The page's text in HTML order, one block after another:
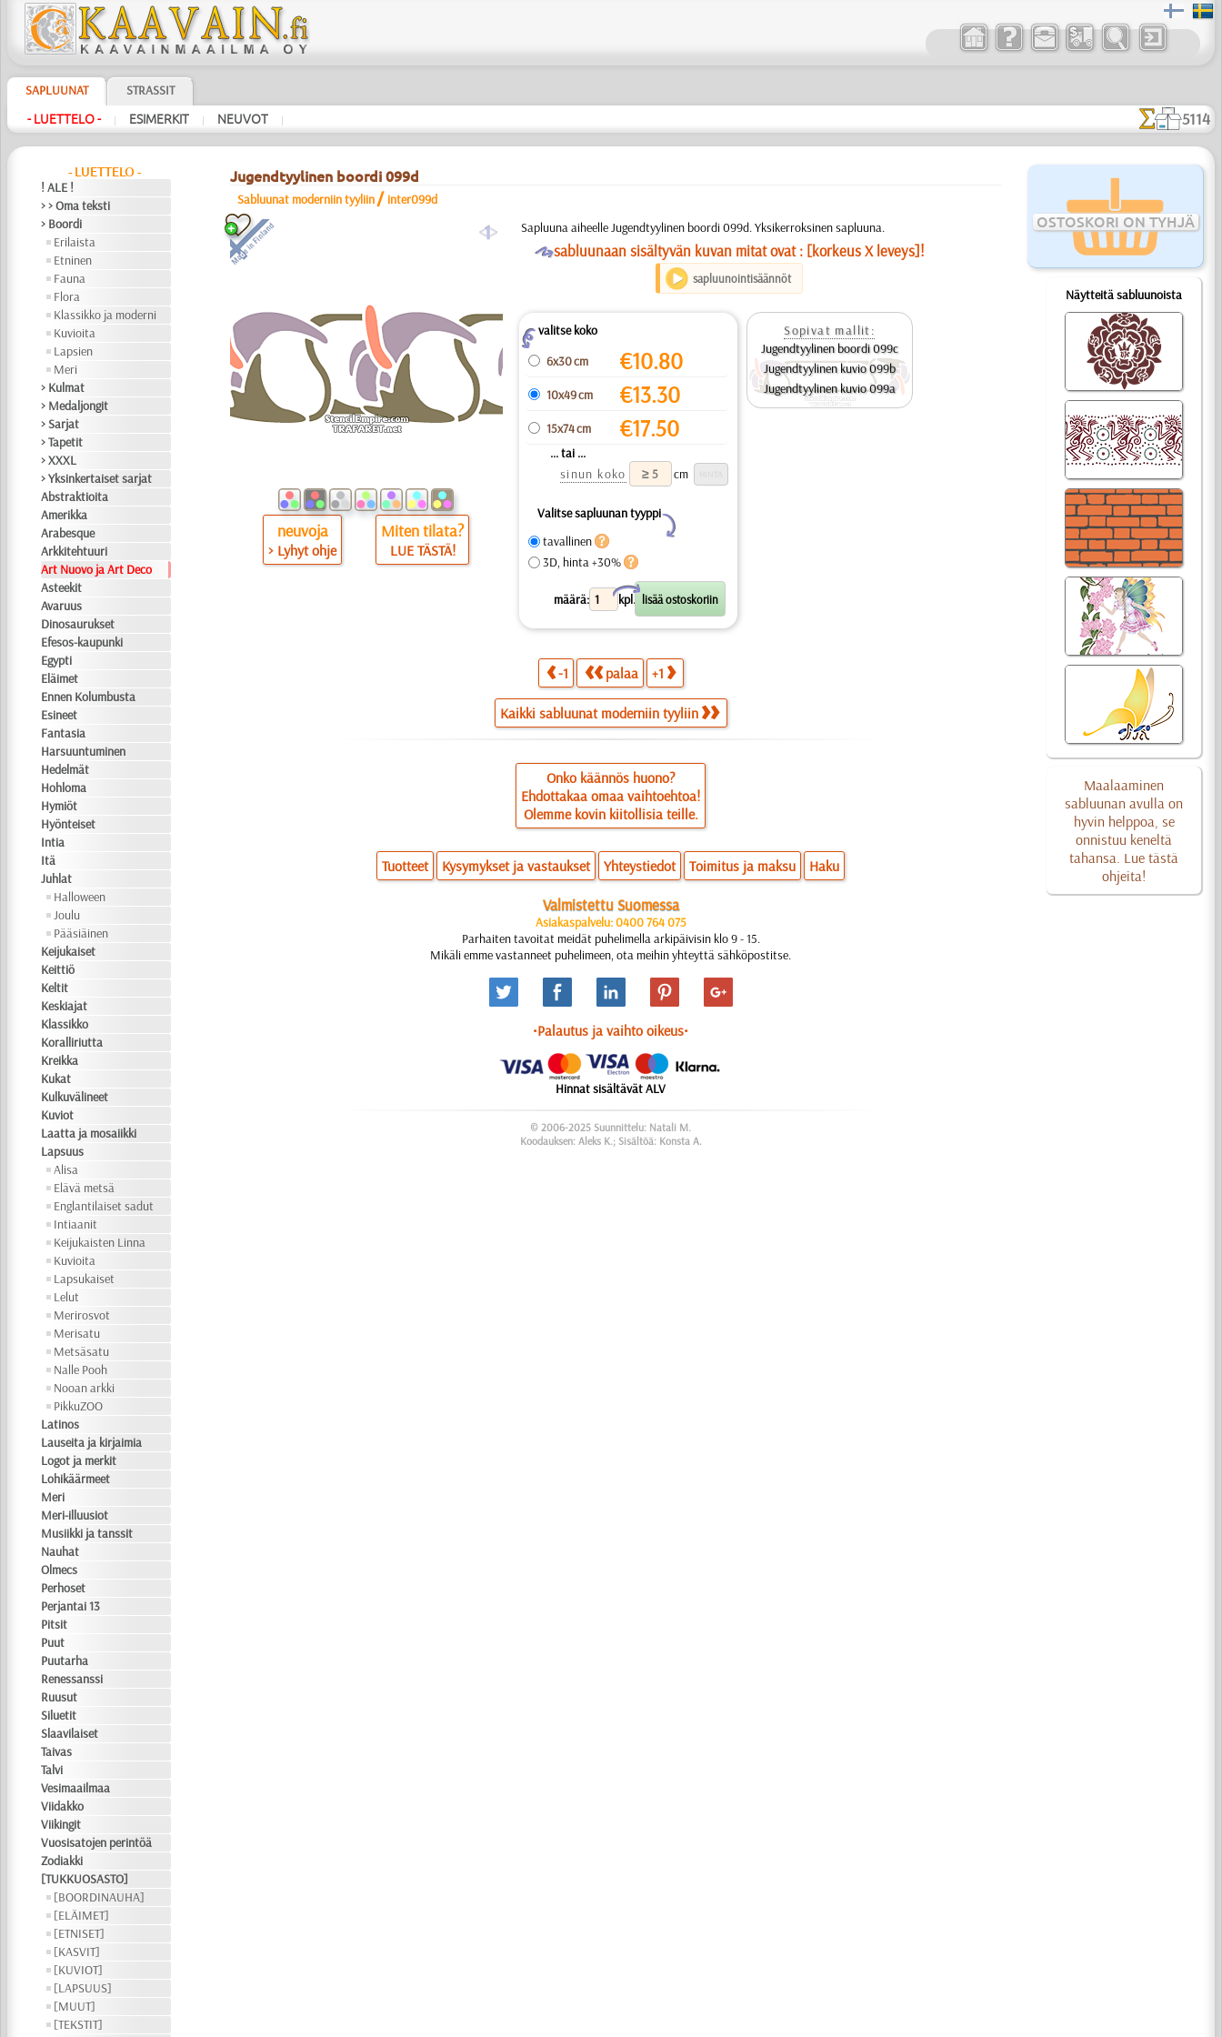
SAPLUUNAT STRASSIT
- LUETTELO - | ESIMERKIT | NEUVOT | 5114
- LUETTELO -
! ALE !
> > Oma teksti
> Boordi
Erilaista
Etninen
Fauna
Flora
Klassikko ja moderni
Kuvioita
Lapsien
Meri
> Kulmat
> Medaljongit
> Sarjat
> Tapetit
> XXXL
> Yksinkertaiset sarjat
Abstraktioita
Amerikka
Arabesque
Arkkitehtuuri
Art Nuovo ja Art Deco
Asteekit
Avaruus
Dinosaurukset
Efesos-kaupunki
Egypti
Eläimet
Ennen Kolumbusta
Esineet
Fantasia
Harsuuntuminen
Hedelmät
Hohloma
Hymiöt
Hyönteiset
Intia
Itä
Juhlat
Halloween
Joulu
Pääsiäinen
Keijukaiset
Keittiö
Keltit
Keskiajat
Klassikko
Koralliriutta
Kreikka
Kukat
Kulkuvälineet
Kuviot
Laatta ja mosaiikki
Lapsuus
Alisa
Elävä metsä
Englantilaiset sadut
Intiaanit
Keijukaisten Linna
Kuvioita
Lapsukaiset
Lelut
Merirosvot
Merisatu
Metsäsatu
Nalle Pooh
Nooan arkki
PikkuZOO
Latinos
Lauseita ja kirjaimia
Logot ja merkit
Lohikäärmeet
Meri
Meri-illuusiot
Musiikki ja tanssit
Nauhat
Olmecs
Perhoset
Perjantai 13
Pitsit
Puut
Puutarha
Renessanssi
Ruusut
Siluetit
Slaavilaiset
Taivas
Talvi
Vesimaailmaa
Viidakko
Viikingit
Vuosisatojen perintöä
Zodiakki
[TUKKUOSASTO]
[BOORDINAUHA]
[ELÄIMET]
[ETNISET]
[KASVIT]
[KUVIOT]
[LAPSUUS]
[MUUT]
[TEKSTIT]
OSTOSKORI ON TYHJÄ
Näytteitä sabluunoista
Maalaaminen
sabluunan avulla on
hyvin helppoa, se
onnistuu keneltä
tahansa. Lue tästä
ohjeita!
Jugendtyylinen boordi 099d
Sabluunat moderniin tyyliin / inter099d
a
neuvoja
> Lyhyt ohje
Miten tilata?
LUE TÄSTÄ!
Sapluuna aiheelle Jugendtyylinen boordi 099d. Yksikerroksinen sapluuna.
Osabluunaan sisältyvän kuvan mitat ovat : [korkeus X leveys]!
sapluunointisäännöt
Zvalitse koko
6x30 cm
€10.80
10x49 cm €13.30
15x74 cm €17.50
... tai ...
sinun koko
cm
Valitse sapluunan tyyppi
Y
tavallinen
3D, hinta +30%
määrä: kpl.
X
Sopivat mallit:
Jugendtyylinen boordi 099c
Jugendtyylinen kuvio 099b
Jugendtyylinen kuvio 099a
-1 palaa +1
Kaikki sabluunat moderniin tyyliin
Onko käännös huono?
Ehdottakaa omaa vaihtoehtoa!
Olemme kovin kiitollisia teille.
Tuotteet Kysymykset ja vastaukset Yhteystiedot Toimitus ja maksu Haku
Valmistettu Suomessa
Asiakaspalvelu: 0400 764 075
Parhaiten tavoitat meidät puhelimella arkipäivisin klo 9 - 15.
Mikäli emme vastanneet puhelimeen, ota meihin yhteyttä sähköpostitse.
•Palautus ja vaihto oikeus•
Hinnat sisältävät ALV
© 2006-2025 Suunnittelu: Natali M.
Koodauksen: Aleks K.; Sisältöä: Konsta A.